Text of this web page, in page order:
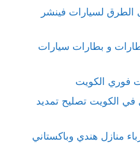
لسيارات فينشر
و بطارات سيارات
فوري الكويت
في الكويت تصليح تمديد
منازل هندي وباكستاني